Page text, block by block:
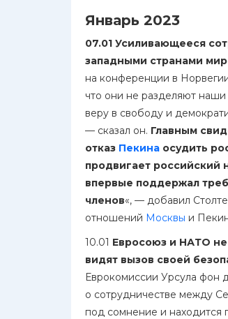
Январь 2023
07.01 Усиливающееся
западными странами
на конференции в
что они не разделяют
веру в свободу и
— сказал он. Главным
отказ Пекина осудить
продвигает российский
впервые поддержал
членов«, — добавил
отношений Москвы и
10.01 Евросоюз и НАТО не
видят вызов своей
Еврокомиссии Урсула фон
о сотрудничестве между
под сомнение и находится